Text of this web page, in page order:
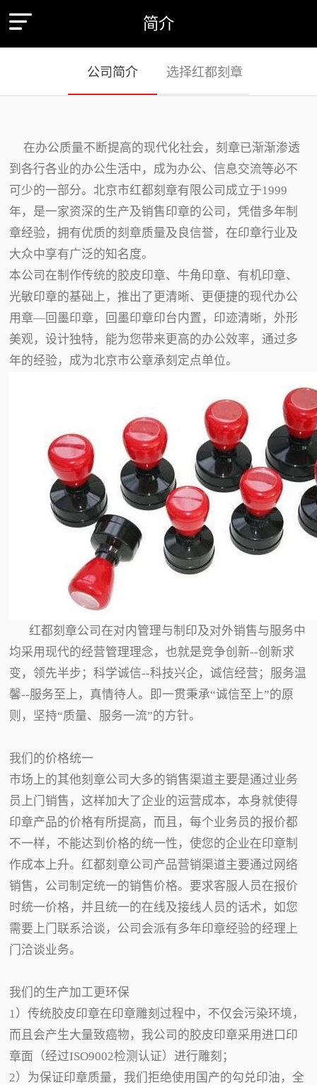
简介
公司简介 选择红都刻章
在办公质量不断提高的现代化社会，刻章已渐渐渗透
到各行各业的办公生活中，成为办公、信息交流等必不
可少的一部分。北京市红都刻章有限公司成立于1999
年，是一家资深的生产及销售印章的公司，凭借多年制
章经验，拥有优质的刻章质量及良信誉，在印章行业及
大众中享有广泛的知名度。
本公司在制作传统的胶皮印章、牛角印章、有机印章、
光敏印章的基础上，推出了更清晰、更便捷的现代办公
用章—回墨印章，回墨印章印台内置，印迹清晰，外形
美观，设计独特，能为您带来更高的办公效率，通过多
年的经验，成为北京市公章承刻定点单位。
红都刻章公司在对内管理与制印及对外销售与服务中
均采用现代的经营管理理念，也就是竞争创新--创新求
变，领先半步；科学诚信--科技兴企，诚信经营；服务温
馨--服务至上，真情待人。即一贯秉承“诚信至上”的原
则，坚持“质量、服务一流”的方针。
我们的价格统一
市场上的其他刻章公司大多的销售渠道主要是通过业务
员上门销售，这样加大了企业的运营成本，本身就使得
印章产品的价格有所提高，而且，每个业务员的报价都
不一样，不能达到价格的统一性，使您的企业在印章制
作成本上升。红都刻章公司产品营销渠道主要通过网络
销售，公司制定统一的销售价格。要求客服人员在报价
时统一价格，并且统一的在线及接线人员的话术，如您
需要上门联系洽谈，公司会派有多年印章经验的经理上
门洽谈业务。
我们的生产加工更环保
1）传统胶皮印章在印章雕刻过程中，不仅会污染环境，
而且会产生大量致癌物，我公司的胶皮印章采用进口印
章面（经过ISO9002检测认证）进行雕刻；
2）为保证印章质量，我们拒绝使用国产的勾兑印油，全